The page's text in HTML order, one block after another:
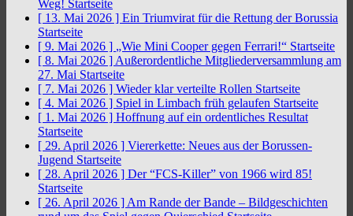
Weg! Startseite
[ 13. Mai 2026 ] Ein Triumvirat für die Rettung der Borussia
Startseite
[ 9. Mai 2026 ] „Wie Mini Cooper gegen Ferrari!“ Startseite
[ 8. Mai 2026 ] Außerordentliche Mitgliederversammlung am
27. Mai Startseite
[ 7. Mai 2026 ] Wieder klar verteilte Rollen Startseite
[ 4. Mai 2026 ] Spiel in Limbach früh gelaufen Startseite
[ 1. Mai 2026 ] Hoffnung auf ein ordentliches Resultat
Startseite
[ 29. April 2026 ] Viererkette: Neues aus der Borussen-
Jugend Startseite
[ 28. April 2026 ] Der “FCS-Killer” von 1966 wird 85!
Startseite
[ 26. April 2026 ] Am Rande der Bande – Bildgeschichten